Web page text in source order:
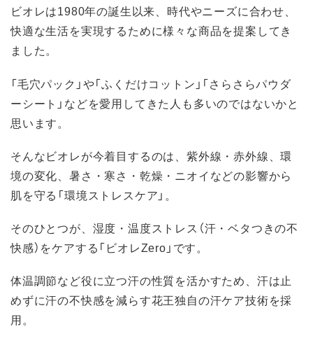
ビオレは1980年の誕生以来、時代やニーズに合わせ、
快適な生活を実現するために様々な商品を提案してき
ました。
「毛穴パック」や「ふくだけコットン」「さらさらパウダ
ーシート」などを愛用してきた人も多いのではないかと
思います。
そんなビオレが今着目するのは、紫外線・赤外線、環
境の変化、暑さ・寒さ・乾燥・ニオイなどの影響から
肌を守る「環境ストレスケア」。
そのひとつが、湿度・温度ストレス（汗・ベタつきの不
快感）をケアする「ビオレZero」です。
体温調節など役に立つ汗の性質を活かすため、汗は止
めずに汗の不快感を減らす花王独自の汗ケア技術を採
用。